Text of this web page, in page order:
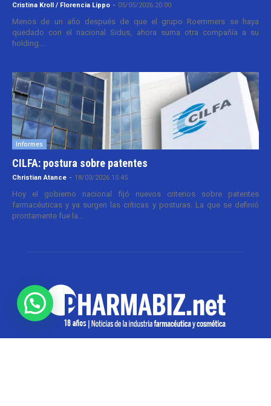
Cristina Kroll / Florencia Lippo - 05/05/2026 20:00
Menos de un año después de que el grupo Roemmers se haya
quedado con el nacional Sidus, ahora suma otra compañía a su
holding....
Informes
CILFA: postura sobre patentes
Christian Atance - 18/03/2026 15:45
Hoy el gobierno nacional fijó nuevos criterios sobre patentes
farmacéuticas y ya surgen las críticas y posturas. La que se definió
prontamente fue la...